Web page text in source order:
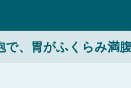
で、胃がふくらみ満